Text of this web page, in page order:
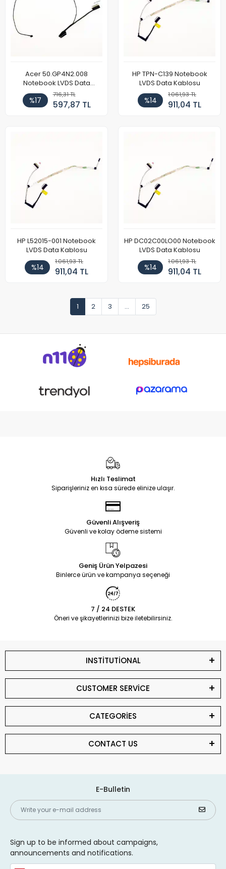
Acer 50.GP4N2.008
Notebook LVDS Data
Kablosu
%17
716,31 TL
597,87 TL
HP TPN-C139 Notebook
LVDS Data Kablosu
%14
1.061,93 TL
911,04 TL
HP L52015-001 Notebook
LVDS Data Kablosu
%14
1.061,93 TL
911,04 TL
HP DC02C00LO00 Notebook
LVDS Data Kablosu
%14
1.061,93 TL
911,04 TL
1 2 3 ... 25
Hızlı Teslimat
Siparişleriniz en kısa sürede elinize ulaşır.
Güvenli Alışveriş
Güvenli ve kolay ödeme sistemi
Geniş Ürün Yelpazesi
Binlerce ürün ve kampanya seçeneği
7 / 24 DESTEK
Öneri ve şikayetlerinizi bize iletebilirsiniz.
INSTİTUTİONAL
CUSTOMER SERVİCE
CATEGORİES
CONTACT US
E-Bulletin
Sign up to be informed about campaigns,
announcements and notifications.